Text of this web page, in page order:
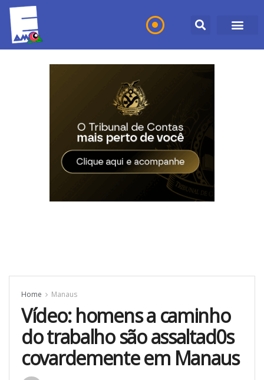
Home Manaus
Vídeo: homens a caminho
do trabalho são assaltad0s
covardemente em Manaus